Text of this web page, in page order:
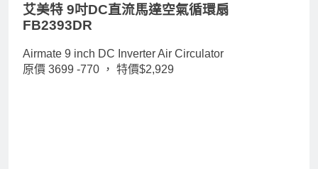
艾美特 9吋DC直流馬達空氣循環扇
FB2393DR
Airmate 9 inch DC Inverter Air Circulator
原價 3699 -770 ， 特價$2,929